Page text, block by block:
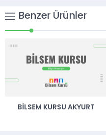
Benzer Ürünler
BILSEM KURSU AKYURT